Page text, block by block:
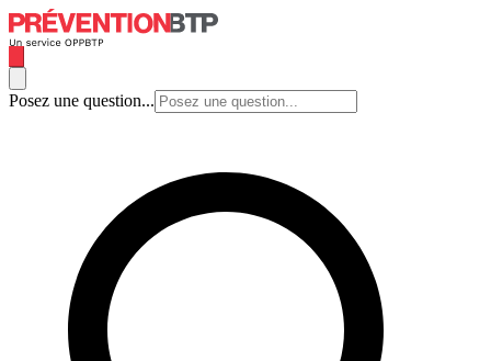
Posez une question...